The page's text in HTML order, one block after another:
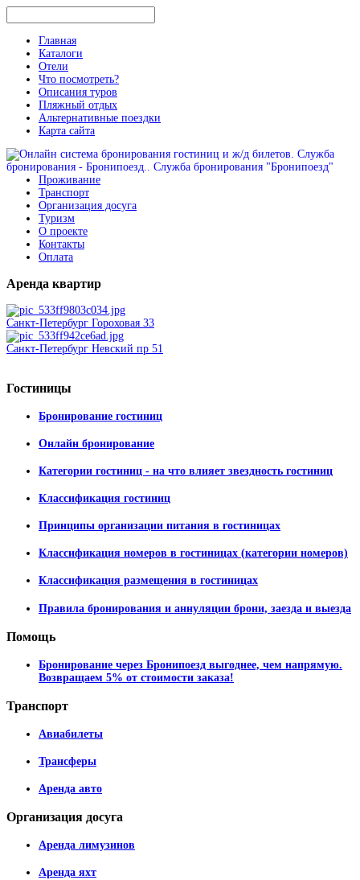
Главная
Каталоги
Отели
Что посмотреть?
Описания туров
Пляжный отдых
Альтернативные поездки
Карта сайта
Проживание
Транспорт
Организация досуга
Туризм
О проекте
Контакты
Оплата
Аренда квартир
Санкт-Петербург Гороховая 33
Санкт-Петербург Невский пр 51
Гостиницы
Бронирование гостиниц
Онлайн бронирование
Категории гостиниц - на что влияет звездность гостиниц
Классификация гостиниц
Принципы организации питания в гостиницах
Классификация номеров в гостиницах (категории номеров)
Классификация размещения в гостиницах
Правила бронирования и аннуляции брони, заезда и выезда
Помощь
Бронирование через Бронипоезд выгоднее, чем напрямую.
Возвращаем 5% от стоимости заказа!
Транспорт
Авиабилеты
Трансферы
Аренда авто
Организация досуга
Аренда лимузинов
Аренда яхт